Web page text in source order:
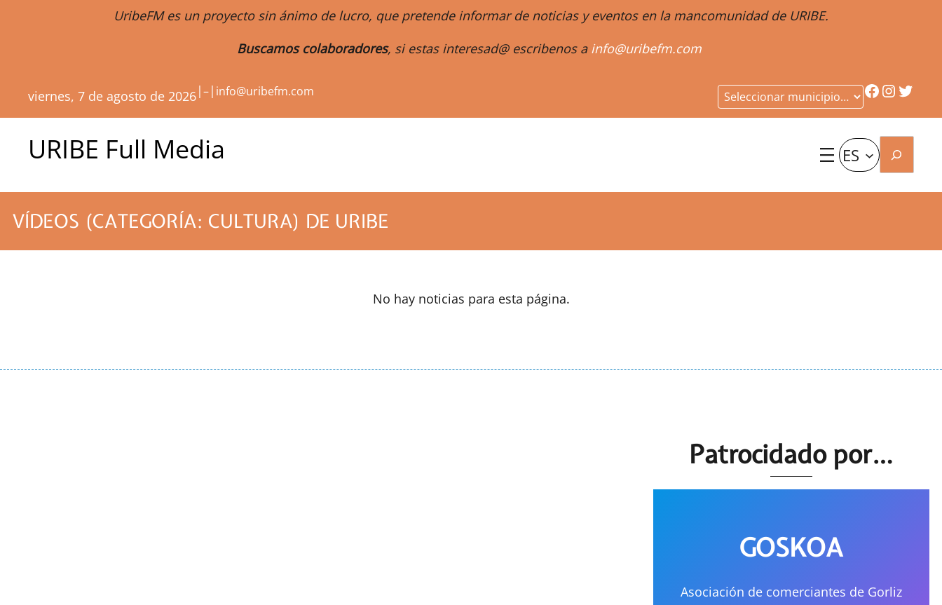
UribeFM es un proyecto sin ánimo de lucro, que pretende informar de noticias y eventos en la mancomunidad de URIBE.
Buscamos colaboradores, si estas interesad@ escribenos a info@uribefm.com
viernes, 7 de agosto de 2026|–| info@uribefm.com Facebook
URIBE Full Media ES Buscar
VÍDEOS (CATEGORÍA: CULTURA) DE URIBE
No hay noticias para esta página.
Patrocidado por…
GOSKOA
Asociación de comerciantes de Gorliz